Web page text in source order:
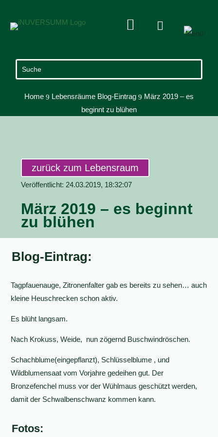
 
Home 9 Lebensräume Blog-Eintrag 9 März 2019 – es
beginnt zu blühen
zurück zum Lebensraum
Veröffentlicht: 24.03.2019, 18:32:07
März 2019 – es beginnt
zu blühen
Blog-Eintrag:
Tagpfauenauge, Zitronenfalter gab es bereits zu sehen… auch
kleine Heuschrecken schon aktiv.
Es blüht langsam.
Nach Krokuss, Weide, nun zögernd Buschwindröschen.
Schachblume(eingepflanzt), Schlüsselblume , und
Wildblumensaat vom Vorjahre gedeihen gut. Der
Bronzefenchel muss vor der Wühlmaus geschützt werden,
damit der Schwalbenschwanz kommen kann.
Fotos: